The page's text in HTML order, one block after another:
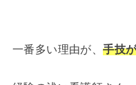
一番多い理由が、手技